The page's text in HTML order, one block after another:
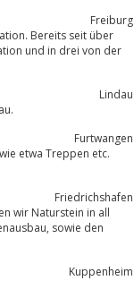
Freiburg
Bereits seit über
und in drei von der
Lindau
Furtwangen
Friedrichshafen
wir Naturstein in all
Kuppenheim